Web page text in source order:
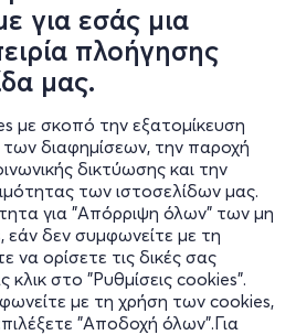
για εσάς μια
πλοήγησης
μας.
με σκοπό την εξατομίκευση
των διαφημίσεων, την παροχή
δικτύωσης και την
των ιστοσελίδων μας.
για "Απόρριψη όλων" των μη
δεν συμφωνείτε με τη
να ορίσετε τις δικές σας
κλικ στο "Ρυθμίσεις cookies".
με τη χρήση των cookies,
"Αποδοχή όλων".Για
Παρ, 25/9
21:30
- ΠΕΡΙΟΔΕΙΑ
2026
«Δημήτρης Κιντής» -
Αττική
από 20€